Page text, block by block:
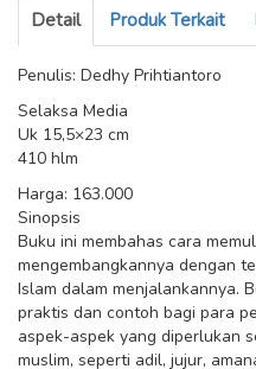
Detail Produk Terkait
Penulis: Dedhy Prihtiantoro
Selaksa Media
Uk 15,5×23 cm
410 hlm
Harga: 163.000
Sinopsis
Buku ini membahas cara
mengembangkannya dengan
Islam dalam menjalankannya.
praktis dan contoh bagi para
aspek-aspek yang diperlukan
muslim, seperti adil, jujur,